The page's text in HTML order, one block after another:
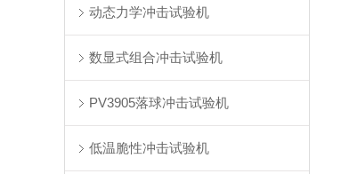
动态力学冲击试验机
数显式组合冲击试验机
PV3905落球冲击试验机
低温脆性冲击试验机